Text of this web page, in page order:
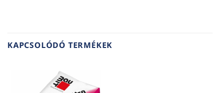
KAPCSOLÓDÓ TERMÉKEK